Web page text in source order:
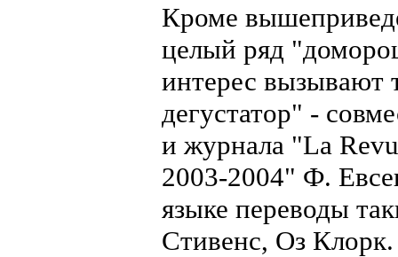
Кроме
целый ряд
интерес вызывают
дегустатор" -
и журнала "La
2003-2004" Ф.
языке переводы
Стивенс, Оз Клорк.